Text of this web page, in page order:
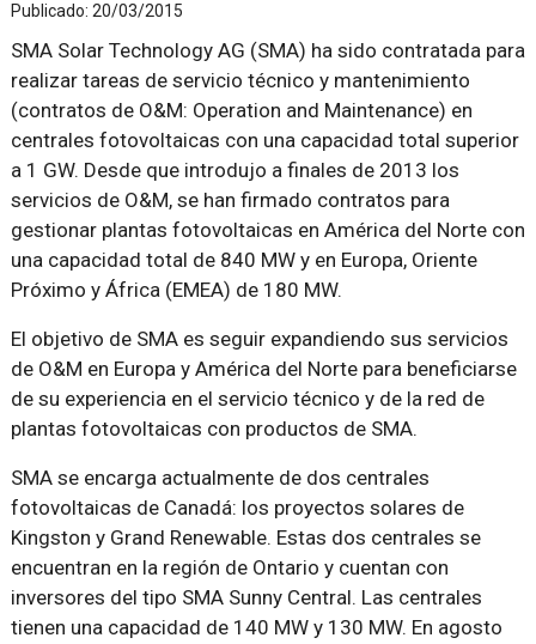
Publicado: 20/03/2015
SMA Solar Technology AG (SMA) ha sido contratada para
realizar tareas de servicio técnico y mantenimiento
(contratos de O&M: Operation and Maintenance) en
centrales fotovoltaicas con una capacidad total superior
a 1 GW. Desde que introdujo a finales de 2013 los
servicios de O&M, se han firmado contratos para
gestionar plantas fotovoltaicas en América del Norte con
una capacidad total de 840 MW y en Europa, Oriente
Próximo y África (EMEA) de 180 MW.
El objetivo de SMA es seguir expandiendo sus servicios
de O&M en Europa y América del Norte para beneficiarse
de su experiencia en el servicio técnico y de la red de
plantas fotovoltaicas con productos de SMA.
SMA se encarga actualmente de dos centrales
fotovoltaicas de Canadá: los proyectos solares de
Kingston y Grand Renewable. Estas dos centrales se
encuentran en la región de Ontario y cuentan con
inversores del tipo SMA Sunny Central. Las centrales
tienen una capacidad de 140 MW y 130 MW. En agosto